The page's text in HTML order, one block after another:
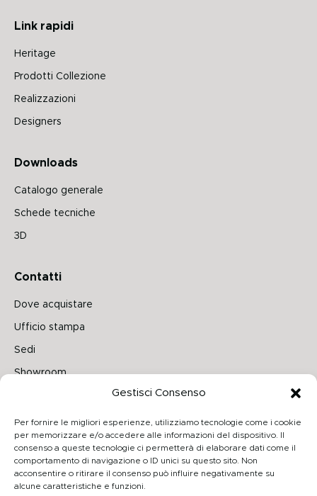
Gestisci Consenso
Per fornire le migliori esperienze, utilizziamo tecnologie come i cookie
per memorizzare e/o accedere alle informazioni del dispositivo. Il
consenso a queste tecnologie ci permetterà di elaborare dati come il
comportamento di navigazione o ID unici su questo sito. Non
acconsentire o ritirare il consenso può influire negativamente su
alcune caratteristiche e funzioni.
Link rapidi
Heritage
Prodotti Collezione
Realizzazioni
Designers
Downloads
Catalogo generale
Schede tecniche
3D
Contatti
Dove acquistare
Ufficio stampa
Sedi
Showroom
Archiproducts